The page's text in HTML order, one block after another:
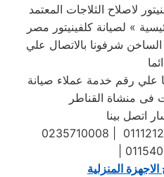
» لصيانة كلفينيتور مصر
شرفونا بالاتصال علي
علي رقم خدمة عملاء صيانة
0235710008 |
|
المنزلية